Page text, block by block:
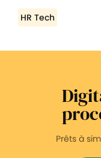
HR Tech
Prêts à